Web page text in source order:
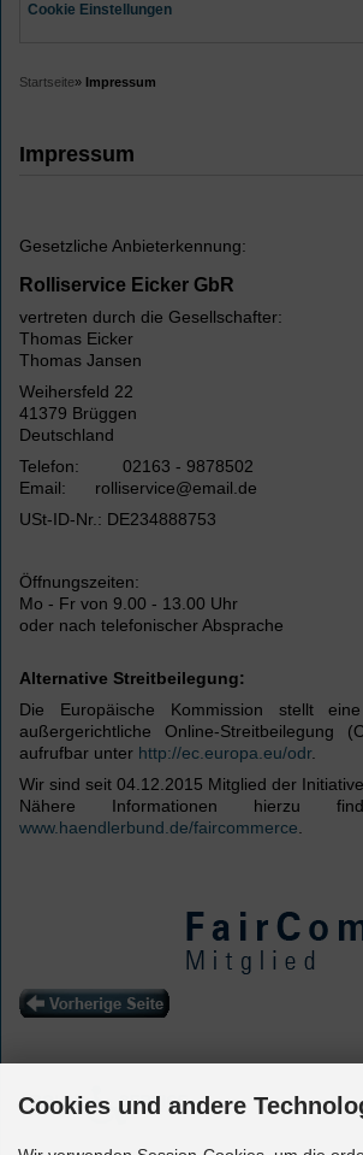
Cookie Einstellungen
Startseite» Impressum
Impressum
Gesetzliche Anbieterkennung:
Rolliservice Eicker GbR
vertreten durch die Gesellschafter:
Thomas Eicker
Thomas Jansen
Weihersfeld 22
41379 Brüggen
Deutschland
Telefon: 02163 - 9878502
Email: rolliservice@email.de
USt-ID-Nr.: DE234888753
Öffnungszeiten:
Mo - Fr von 9.00 - 13.00 Uhr
oder nach telefonischer Absprache
Alternative Streitbeilegung:
Die Europäische Kommission stellt
außergerichtliche Online-Streitbeilegung
aufrufbar unter http://ec.europa.eu/odr.
Wir sind seit 04.12.2015 Mitglied der
Nähere Informationen hierzu
www.haendlerbund.de/faircommerce.
Cookies und andere